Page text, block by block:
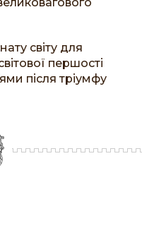
світу для
першості
після тріумфу